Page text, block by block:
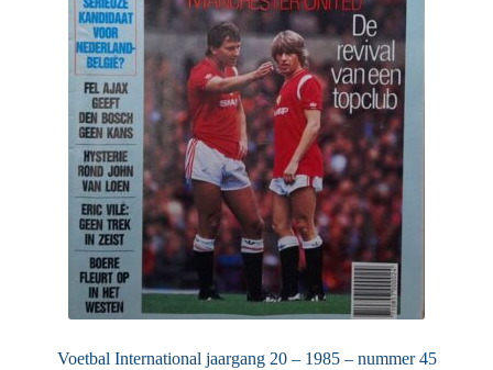
Voetbal International jaargang 20 – 1985 – nummer 45